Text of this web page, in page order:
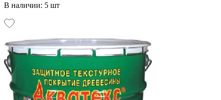
В наличии: 5 шт